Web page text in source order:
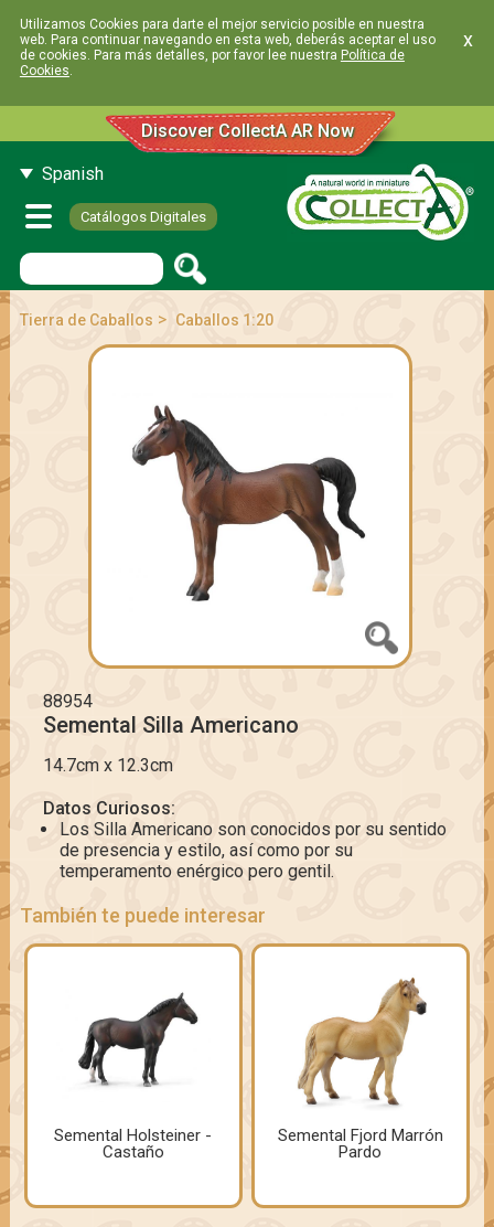
Utilizamos Cookies para darte el mejor servicio posible en nuestra
web. Para continuar navegando en esta web, deberás aceptar el uso
de cookies. Para más detalles, por favor lee nuestra Política de
Cookies.
x
Discover CollectA AR Now
Spanish
Catálogos Digitales
Tierra de Caballos > Caballos 1:20
88954
Semental Silla Americano
14.7cm x 12.3cm
Datos Curiosos:
Los Silla Americano son conocidos por su sentido
de presencia y estilo, así como por su
temperamento enérgico pero gentil.
También te puede interesar
Semental Holsteiner -
Castaño
Semental Fjord Marrón
Pardo